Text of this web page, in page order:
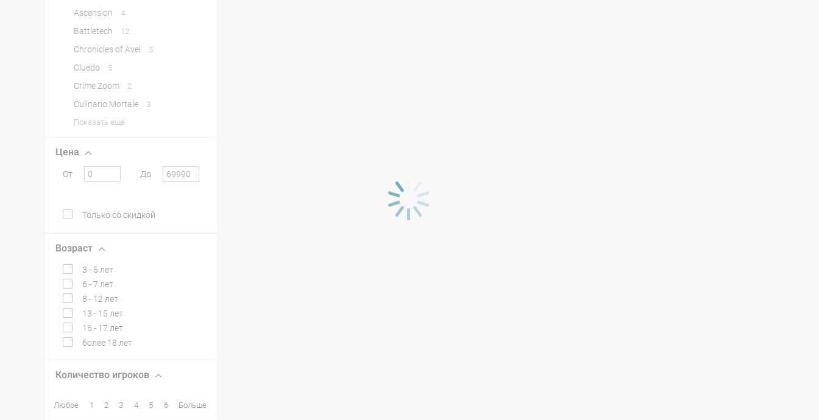
Ascension 4
Battletech 12
Chronicles of Avel 5
Cluedo 5
Crime Zoom 2
Culinario Mortale
3
Показать ещё
Цена
От До
Только со скидкой
Возраст
3 - 5 лет
6 - 7 лет
8 - 12 лет
13 - 15 лет
16 - 17 лет
более 18 лет
Количество игроков
Любое 1 2 3 4 5 6 Больше